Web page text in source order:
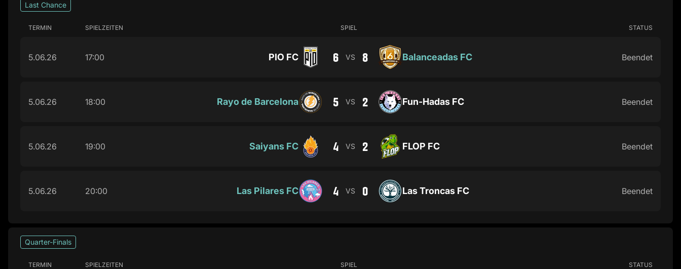
Last Chance
TERMIN SPIELZEITEN SPIEL STATUS
5.06.26 17:00 PIO FC 6 VS 8 Balanceadas FC Beendet
5.06.26 18:00 Rayo de Barcelona 5 VS 2 Fun-Hadas FC Beendet
5.06.26 19:00 Saiyans FC 4 VS 2 FLOP FC Beendet
5.06.26 20:00 Las Pilares FC 4 VS 0 Las Troncas FC Beendet
Quarter-Finals
TERMIN SPIELZEITEN SPIEL STATUS